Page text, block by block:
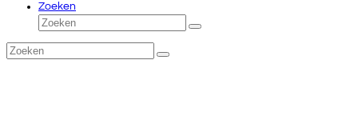
Zoeken
Zoeken
Verzenden
Zoeken
Verzenden